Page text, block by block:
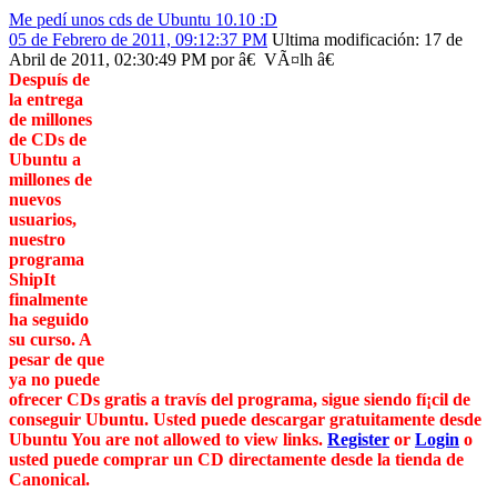
Me pedí­ unos cds de Ubuntu 10.10 :D
05 de Febrero de 2011, 09:12:37 PM Ultima modificación: 17 de
Abril de 2011, 02:30:49 PM por â€ VÃ¤lh â€
Despuís de
la entrega
de millones
de CDs de
Ubuntu a
millones de
nuevos
usuarios,
nuestro
programa
ShipIt
finalmente
ha seguido
su curso. A
pesar de que
ya no puede
ofrecer CDs gratis a travís del programa, sigue siendo fí¡cil de
conseguir Ubuntu. Usted puede descargar gratuitamente desde
Ubuntu You are not allowed to view links. Register or Login o
usted puede comprar un CD directamente desde la tienda de
Canonical.